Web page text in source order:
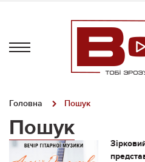
Головна Пошук
Пошук